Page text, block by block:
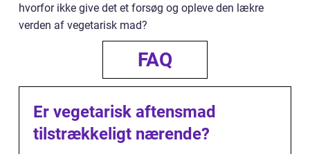
hvorfor ikke give det et forsøg og opleve den lækre
verden af vegetarisk mad?
FAQ
Er vegetarisk aftensmad
tilstrækkeligt nærende?